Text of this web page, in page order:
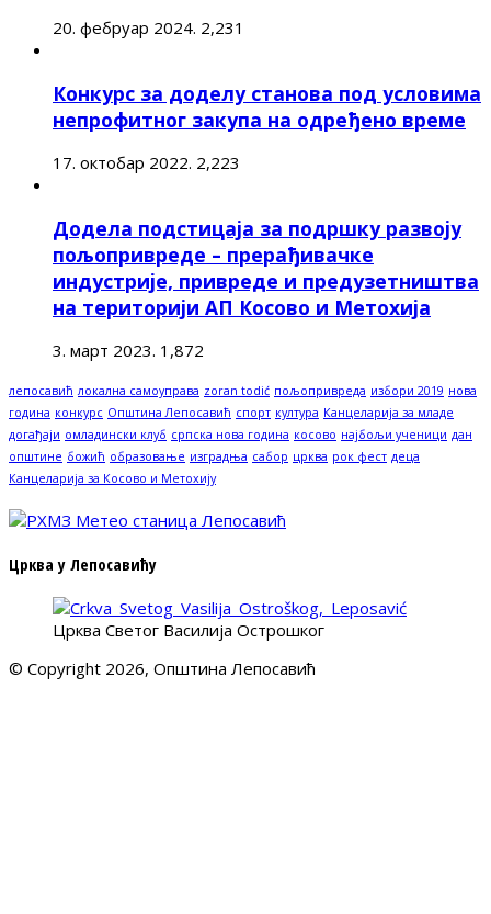
20. фебруар 2024. 2,231
Конкурс за доделу станова под условима
непрофитног закупа на одређено време
17. октобар 2022. 2,223
Додела подстицаја за подршку развоју
пољопривреде – прерађивачке
индустрије, привреде и предузетништва
на територији АП Косово и Метохија
3. март 2023. 1,872
лепосавић локална самоуправа zoran todić пољопривреда избори 2019 нова
година конкурс Општина Лепосавић спорт култура Канцеларија за младе
догађаји омладински клуб српска нова година косово најбољи ученици дан
општине божић образовање изградња сабор црква рок фест деца
Канцеларија за Косово и Метохију
Црква у Лепосавићу
Црква Светог Василија Острошког
© Copyright 2026, Општина Лепосавић